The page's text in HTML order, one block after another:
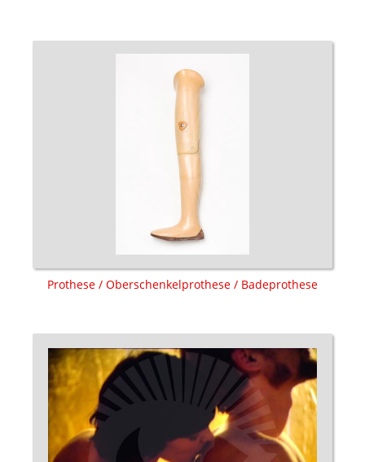
Prothese / Oberschenkelprothese / Badeprothese